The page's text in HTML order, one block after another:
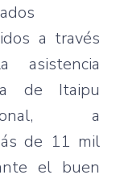
a través
asistencia
de Itaipu
, a
de 11 mil
el buen